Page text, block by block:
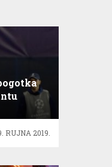
RUJNA 2019.